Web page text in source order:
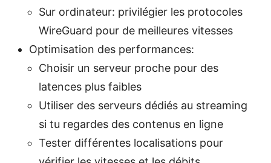
Sur ordinateur: privilégier les protocoles
WireGuard pour de meilleures vitesses
Optimisation des performances:
Choisir un serveur proche pour des
latences plus faibles
Utiliser des serveurs dédiés au streaming
si tu regardes des contenus en ligne
Tester différentes localisations pour